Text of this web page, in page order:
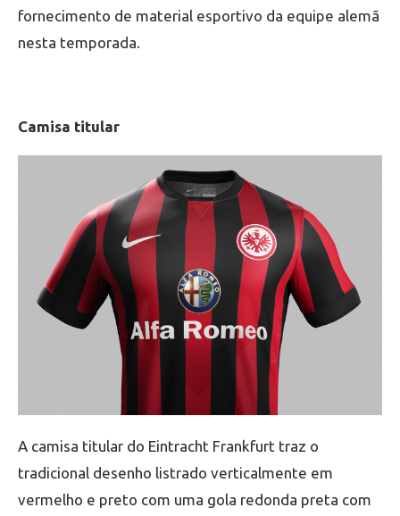
fornecimento de material esportivo da equipe alemã
nesta temporada.
Camisa titular
A camisa titular do Eintracht Frankfurt traz o
tradicional desenho listrado verticalmente em
vermelho e preto com uma gola redonda preta com